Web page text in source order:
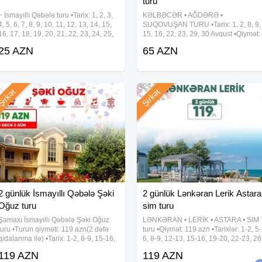
İsmayıllı Qəbələ turu •Tarix: 1, 2, 3,
5, 6, 7, 8, 9, 10, 11, 12, 13, 14, 15,
17, 18, 19, 20, 21, 22, 23, 24, 25,
paket: 25 azn •Standart
AZN
KƏLBƏCƏR • AĞDƏRƏ •
SUQOVUŞAN TURU •Tarix: 1, 2, 8, 9,
15, 16, 22, 23, 29, 30 Avqust •Qiymət:
yeməksiz) - Standart paket: 70
daxildir: • Komfortlu nəqliyyat •
65 AZN
günlük İsmayıllı Qəbələ Şəki
turu
İsmayıllı Qəbələ Şəki Oğuz
•Turun qiyməti: 119 azn(2 dəfə
ilə) •Tarix: 1-2, 8-9, 15-16,
• Komfortlu nəqliyyat • 1 gecə
AZN
2 günlük Lənkəran Lerik Astara
sim turu
LƏNKƏRAN • LERİK • ASTARA • SIM
turu •Qiymət: 119 azn •Tarixlər: 1-2, 5-
6, 8-9, 12-13, 15-16, 19-20, 22-23,
nəqliyyat xidməti • 2 dəfə səhər
Şirkət
119 AZN